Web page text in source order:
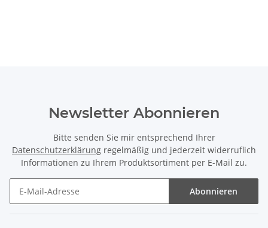
Newsletter Abonnieren
Bitte senden Sie mir entsprechend Ihrer
Datenschutzerklärung regelmäßig und jederzeit widerruflich
Informationen zu Ihrem Produktsortiment per E-Mail zu.
Abonnieren